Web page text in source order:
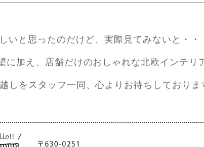
いと思ったのだけど、実際見てみないと・・
に加え、店舗だけのおしゃれな北欧インテ
しをスタッフ一同、心よりお待ちしておりま